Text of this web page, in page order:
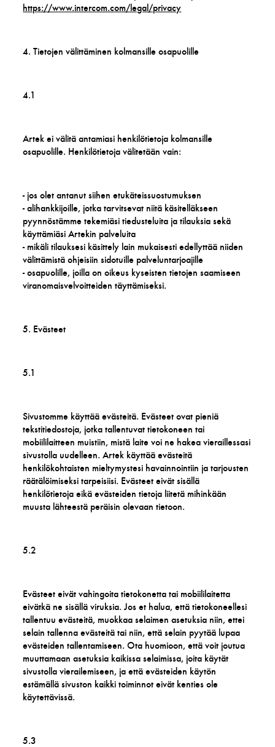
https://www.intercom.com/legal/privacy
4. Tietojen välittäminen kolmansille osapuolille
4.1
Artek ei välitä antamiasi henkilötietoja kolmansille
osapuolille. Henkilötietoja välitetään vain:
- jos olet antanut siihen etukäteissuostumuksen
- alihankkijoille, jotka tarvitsevat niitä käsitelläkseen
pyynnöstämme tekemiäsi tiedusteluita ja tilauksia sekä
käyttämiäsi Artekin palveluita
- mikäli tilauksesi käsittely lain mukaisesti edellyttää niiden
välittämistä ohjeisiin sidotuille palveluntarjoajille
- osapuolille, joilla on oikeus kyseisten tietojen saamiseen
viranomaisvelvoitteiden täyttämiseksi.
5. Evästeet
5.1
Sivustomme käyttää evästeitä. Evästeet ovat pieniä
tekstitiedostoja, jotka tallentuvat tietokoneen tai
mobiililaitteen muistiin, mistä laite voi ne hakea vieraillessasi
sivustolla uudelleen. Artek käyttää evästeitä
henkilökohtaisten mieltymystesi havainnointiin ja tarjousten
räätälöimiseksi tarpeisiisi. Evästeet eivät sisällä
henkilötietoja eikä evästeiden tietoja liitetä mihinkään
muusta lähteestä peräisin olevaan tietoon.
5.2
Evästeet eivät vahingoita tietokonetta tai mobiililaitetta
eivätkä ne sisällä viruksia. Jos et halua, että tietokoneellesi
tallentuu evästeitä, muokkaa selaimen asetuksia niin, ettei
selain tallenna evästeitä tai niin, että selain pyytää lupaa
evästeiden tallentamiseen. Ota huomioon, että voit joutua
muuttamaan asetuksia kaikissa selaimissa, joita käytät
sivustolla vierailemiseen, ja että evästeiden käytön
estämällä sivuston kaikki toiminnot eivät kenties ole
käytettävissä.
5.3